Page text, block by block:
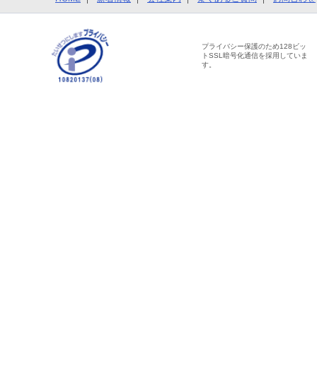
プライバシー保護のため128ビッ
トSSL暗号化通信を採用していま
す。